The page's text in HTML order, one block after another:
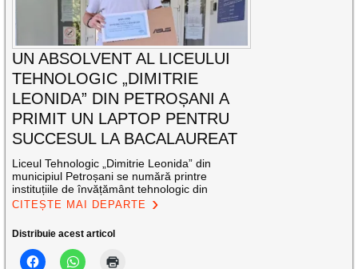
UN ABSOLVENT AL LICEULUI
TEHNOLOGIC „DIMITRIE
LEONIDA” DIN PETROȘANI A
PRIMIT UN LAPTOP PENTRU
SUCCESUL LA BACALAUREAT
Liceul Tehnologic „Dimitrie Leonida” din
municipiul Petroșani se numără printre
instituțiile de învățământ tehnologic din
CITEȘTE MAI DEPARTE
Distribuie acest articol